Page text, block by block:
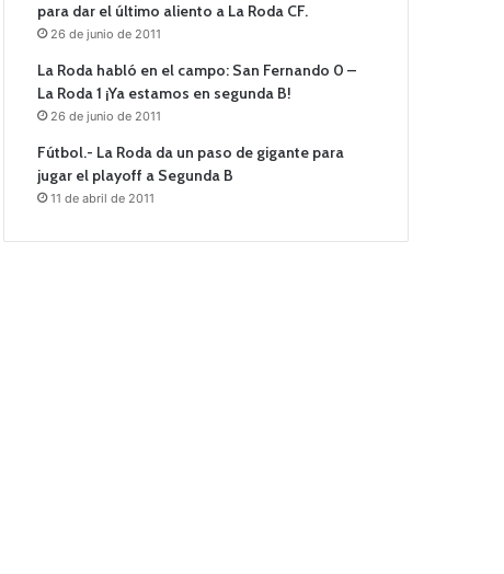
para dar el último aliento a La Roda CF.
26 de junio de 2011
La Roda habló en el campo: San Fernando 0 –
La Roda 1 ¡Ya estamos en segunda B!
26 de junio de 2011
Fútbol.- La Roda da un paso de gigante para
jugar el playoff a Segunda B
11 de abril de 2011